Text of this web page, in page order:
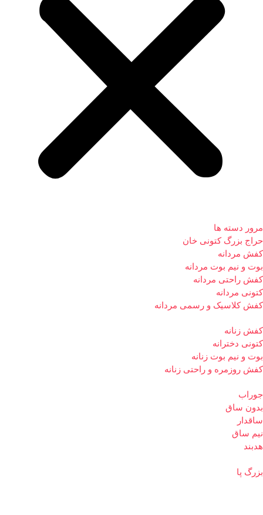
مرور دسته ها
حراج بزرگ کتونی خان
کفش مردانه
بوت و نیم بوت مردانه
کفش راحتی مردانه
کتونی مردانه
کفش کلاسیک و رسمی مردانه
کفش زنانه
کتونی دخترانه
بوت و نیم بوت زنانه
کفش روزمره و راحتی زنانه
جوراب
بدون ساق
ساقدار
نیم ساق
هدبند
بزرگ پا